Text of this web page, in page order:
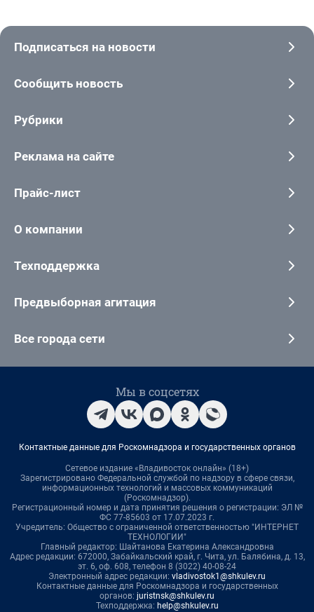
Подписаться на новости
Сообщить новость
Рубрики
Реклама на сайте
Прайс-лист
О компании
Техподдержка
Предвыборная агитация
Все города сети
Мы в соцсетях
Контактные данные для Роскомнадзора и государственных органов
Сетевое издание «Владивосток онлайн» (18+)
Зарегистрировано Федеральной службой по надзору в сфере связи,
информационных технологий и массовых коммуникаций
(Роскомнадзор).
Регистрационный номер и дата принятия решения о регистрации: ЭЛ №
ФС 77-85603 от 17.07.2023 г.
Учредитель: Общество с ограниченной ответственностью "ИНТЕРНЕТ
ТЕХНОЛОГИИ"
Главный редактор: Шайтанова Екатерина Александровна
Адрес редакции: 672000, Забайкальский край, г. Чита, ул. Балябина, д. 13,
эт. 6, оф. 608, телефон 8 (3022) 40-08-24
Электронный адрес редакции: vladivostok1@shkulev.ru
Контактные данные для Роскомнадзора и государственных
органов: juristnsk@shkulev.ru
Техподдержка: help@shkulev.ru